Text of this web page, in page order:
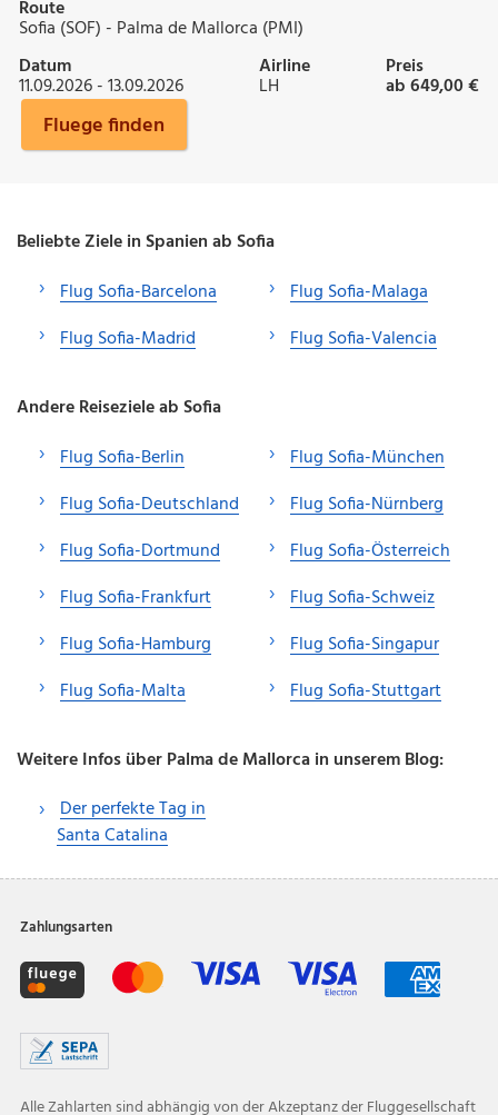
Route
Sofia (SOF) - Palma de Mallorca (PMI)
Datum
11.09.2026 - 13.09.2026
Airline
LH
Preis
ab 649,00 €
Fluege finden
Beliebte Ziele in Spanien ab Sofia
Flug Sofia-Barcelona
Flug Sofia-Madrid
Flug Sofia-Malaga
Flug Sofia-Valencia
Andere Reiseziele ab Sofia
Flug Sofia-Berlin
Flug Sofia-Deutschland
Flug Sofia-Dortmund
Flug Sofia-Frankfurt
Flug Sofia-Hamburg
Flug Sofia-Malta
Flug Sofia-München
Flug Sofia-Nürnberg
Flug Sofia-Österreich
Flug Sofia-Schweiz
Flug Sofia-Singapur
Flug Sofia-Stuttgart
Weitere Infos über Palma de Mallorca in unserem Blog:
Der perfekte Tag in
Santa Catalina